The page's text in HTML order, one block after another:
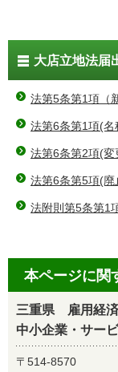
大店立地法届
法第5条第1項（
法第6条第1項(名
法第6条第2項(変
法第6条第5項(廃
法附則第5条第1
本ページに関
三重県 雇用経
中小企業・サー
〒514-8570